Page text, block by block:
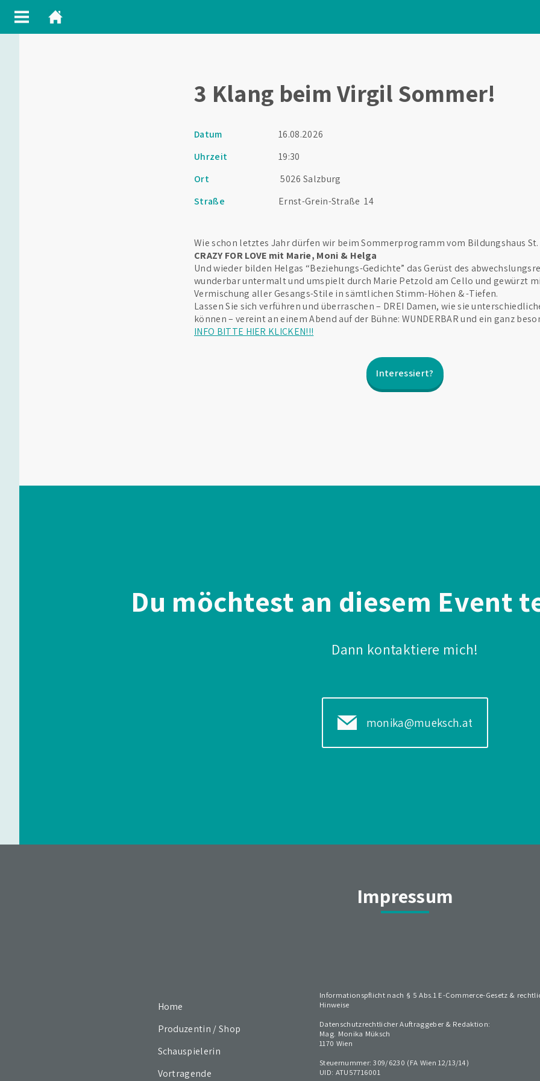
3 Klang beim Virgil Sommer!
Datum
16.08.2026
Uhrzeit
19:30
Ort
5026 Salzburg
Straße
Ernst-Grein-Straße 14
Wie schon letztes Jahr dürfen wir beim Sommerprogramm vom Bildungshaus
CRAZY FOR LOVE mit Marie, Moni & Helga
Und wieder bilden Helgas “Beziehungs-Gedichte” das Gerüst des
wunderbar untermalt und umspielt durch Marie Petzold am Cello und gewürzt
Vermischung aller Gesangs-Stile in sämtlichen Stimm-Höhen & -Tiefen.
Lassen Sie sich verführen und überraschen – DREI Damen, wie sie
können – vereint an einem Abend auf der Bühne: WUNDERBAR und ein ganz
INFO BITTE HIER KLICKEN!!!
Interessiert?
Du möchtest an diesem Event
Dann kontaktiere mich!
monika@mueksch.at
Impressum
Home
Produzentin / Shop
Schauspielerin
Vortragende
Informationspflicht nach § 5 Abs.1 E-Commerce-Gesetz &
Hinweise
Datenschutzrechtlicher Auftraggeber & Redaktion:
Mag. Monika Müksch
1170 Wien
Steuernummer: 309/6230 (FA Wien 12/13/14)
UID: ATU57716001